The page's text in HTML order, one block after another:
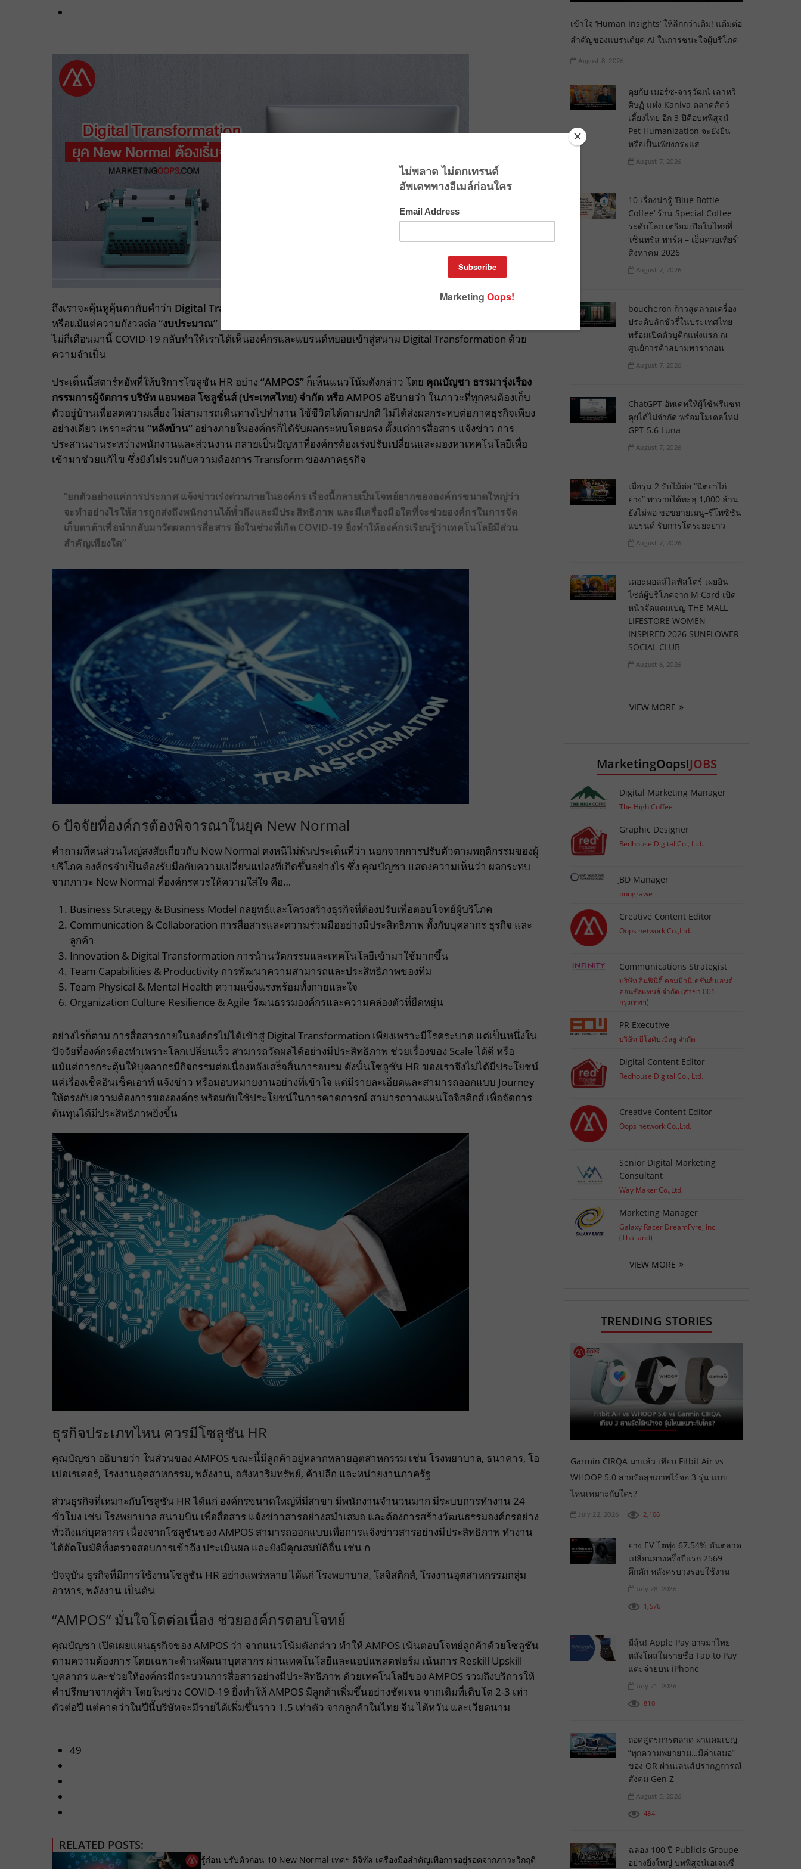
ถึงเราจะคุ้นหูคุ้นตากับคำว่า Digital Transformation
หรือแม้แต่ความกังวลต่อ “งบประมาณ” และ
ไม่กี่เดือนมานี้ COVID-19 กลับทำให้เราได้เห็นองค์กรและแบรนด์ทยอยเข้าสู่สนาม Digital Transformation ด้วย
ความจำเป็น
ประเด็นนี้สตาร์ทอัพที่ให้บริการโซลูชัน HR อย่าง “AMPOS” ก็เห็นแนวโน้มดังกล่าว โดย คุณบัญชา ธรรมารุ่งเรือง
กรรมการผู้จัดการ บริษัท แอมพอส โซลูชั่นส์ (ประเทศไทย) จำกัด หรือAMPOS อธิบายว่า ในภาวะที่ทุกคนต้องเก็บ
ตัวอยู่บ้านเพื่อลดความเสี่ยง ไม่สามารถเดินทางไปทำงาน ใช้ชีวิตได้ตามปกติ ไม่ได้ส่งผลกระทบต่อภาคธุรกิจเพียง
อย่างเดียว เพราะส่วน “หลังบ้าน” อย่างภายในองค์กรก็ได้รับผลกระทบโดยตรง ตั้งแต่การสื่อสาร แจ้งข่าว การ
ประสานงานระหว่างพนักงานและส่วนงาน กลายเป็นปัญหาที่องค์กรต้องเร่งปรับเปลี่ยนและมองหาเทคโนโลยีเพื่อ
เข้ามาช่วยแก้ไข ซึ่งยังไม่รวมกับความต้องการ Transform ของภาคธุรกิจ
“ยกตัวอย่างแค่การประกาศ แจ้งข่าวเร่งด่วนภายในองค์กร เรื่องนี้กลายเป็นโจทย์ยากขององค์กรขนาดใหญ่ว่า
จะทำอย่างไรให้สารถูกส่งถึงพนักงานได้ทั่วถึงและมีประสิทธิภาพ และมีเครื่องมือใดที่จะช่วยองค์กรในการจัด
เก็บดาต้าเพื่อนำกลับมาวัดผลการสื่อสาร ยิ่งในช่วงที่เกิด COVID-19 ยิ่งทำให้องค์กรเรียนรู้ว่าเทคโนโลยีมีส่วน
สำคัญเพียงใด”
6 ปัจจัยที่องค์กรต้องพิจารณาในยุค New Normal
คำถามที่คนส่วนใหญ่สงสัยเกี่ยวกับ New Normal คงหนีไม่พ้นประเด็นที่ว่า นอกจากการปรับตัวตามพฤติกรรมของผู้
บริโภค องค์กรจำเป็นต้องรับมือกับความเปลี่ยนแปลงที่เกิดขึ้นอย่างไร ซึ่ง คุณบัญชา แสดงความเห็นว่า ผลกระทบ
จากภาวะ New Normal ที่องค์กรควรให้ความใส่ใจ คือ…
Business Strategy & Business Model กลยุทธ์และโครงสร้างธุรกิจที่ต้องปรับเพื่อตอบโจทย์ผู้บริโภค
Communication & Collaboration การสื่อสารและความร่วมมืออย่างมีประสิทธิภาพ ทั้งกับบุคลากร ธุรกิจ และ
ลูกค้า
Innovation & Digital Transformation การนำนวัตกรรมและเทคโนโลยีเข้ามาใช้มากขึ้น
Team Capabilities & Productivity การพัฒนาความสามารถและประสิทธิภาพของทีม
Team Physical & Mental Health ความแข็งแรงพร้อมทั้งกายและใจ
Organization Culture Resilience & Agile วัฒนธรรมองค์กรและความคล่องตัวที่ยืดหยุ่น
อย่างไรก็ตาม การสื่อสารภายในองค์กรไม่ได้เข้าสู่ Digital Transformation เพียงเพราะมีโรคระบาด แต่เป็นหนึ่งใน
ปัจจัยที่องค์กรต้องทำเพราะโลกเปลี่ยนเร็ว สามารถวัดผลได้อย่างมีประสิทธิภาพ ช่วยเรื่องของ Scale ได้ดี หรือ
แม้แต่การกระตุ้นให้บุคลากรมีกิจกรรมต่อเนื่องหลังเสร็จสิ้นการอบรม ดังนั้นโซลูชัน HR ของเราจึงไม่ได้มีประโยชน์
แค่เรื่องเช็คอินเช็คเอาท์ แจ้งข่าว หรือมอบหมายงานอย่างที่เข้าใจ แต่มีรายละเอียดและสามารถออกแบบ Journey
ให้ตรงกับความต้องการขององค์กร พร้อมกับใช้ประโยชน์ในการคาดการณ์ สามารถวางแผนโลจิสติกส์ เพื่อจัดการ
ต้นทุนได้มีประสิทธิภาพยิ่งขึ้น
ธุรกิจประเภทไหน ควรมีโซลูชัน HR
คุณบัญชา อธิบายว่า ในส่วนของ AMPOS ขณะนี้มีลูกค้าอยู่หลากหลายอุตสาหกรรม เช่น โรงพยาบาล, ธนาคาร, โอ
เปอเรเตอร์, โรงงานอุตสาหกรรม, พลังงาน, อสังหาริมทรัพย์, ค้าปลีก และหน่วยงานภาครัฐ
ส่วนธุรกิจที่เหมาะกับโซลูชัน HR ได้แก่ องค์กรขนาดใหญ่ที่มีสาขา มีพนักงานจำนวนมาก มีระบบการทำงาน 24
ชั่วโมง เช่น โรงพยาบาล สนามบิน เพื่อสื่อสาร แจ้งข่าวสารอย่างสม่ำเสมอ และต้องการสร้างวัฒนธรรมองค์กรอย่าง
ทั่วถึงแก่บุคลากร เนื่องจากโซลูชันของ AMPOS สามารถออกแบบเพื่อการแจ้งข่าวสารอย่างมีประสิทธิภาพ ทำงาน
ได้อัตโนมัติทั้งตรวจสอบการเข้าถึง ประเมินผล และยังมีคุณสมบัติอื่น เช่น ก
ปัจจุบัน ธุรกิจที่มีการใช้งานโซลูชัน HR อย่างแพร่หลาย ได้แก่ โรงพยาบาล, โลจิสติกส์, โรงงานอุตสาหกรรมกลุ่ม
อาหาร, พลังงาน เป็นต้น
“AMPOS” มั่นใจโตต่อเนื่อง ช่วยองค์กรตอบโจทย์
คุณบัญชา เปิดเผยแผนธุรกิจของ AMPOS ว่า จากแนวโน้มดังกล่าว ทำให้ AMPOS เน้นตอบโจทย์ลูกค้าด้วยโซลูชัน
ตามความต้องการ โดยเฉพาะด้านพัฒนาบุคลากร ผ่านเทคโนโลยีและแอปแพลตฟอร์ม เน้นการ Reskill Upskill
บุคลากร และช่วยให้องค์กรมีกระบวนการสื่อสารอย่างมีประสิทธิภาพ ด้วยเทคโนโลยีของ AMPOS รวมถึงบริการให้
คำปรึกษาจากคู่ค้า โดยในช่วง COVID-19 ยิ่งทำให้ AMPOS มีลูกค้าเพิ่มขึ้นอย่างชัดเจน จากเดิมที่เติบโต 2-3 เท่า
ตัวต่อปี แต่คาดว่าในปีนี้บริษัทจะมีรายได้เพิ่มขึ้นราว 1.5 เท่าตัว จากลูกค้าในไทย จีน ไต้หวัน และเวียดนาม
49
RELATED POSTS:
รู้ก่อน ปรับตัวก่อน 10 New Normal เทคฯ ดิจิทัล เครื่องมือสำคัญเพื่อการอยู่รอดจากภาวะวิกฤติ
เข้าใจ ‘Human Insights’ ให้ลึกกว่าเดิม! แต้มต่อ
สำคัญของแบรนด์ยุค AI ในการชนะใจผู้บริโภค
August 8, 2026
คุยกับ เมอร์ซ-จารุวัฒน์ เลาหวิ
ศิษฏ์ แห่ง Kaniva ตลาดสัตว์
เลี้ยงไทย อีก 3 ปีคือบทพิสูจน์
Pet Humanization จะยั่งยืน
หรือเป็นเพียงกระแส
August 7, 2026
10 เรื่องน่ารู้ ‘Blue Bottle
Coffee’ ร้าน Special Coffee
ระดับโลก เตรียมเปิดในไทยที่
‘เซ็นทรัล พาร์ค – เอ็มควอเทียร์’
สิงหาคม 2026
August 7, 2026
boucheron ก้าวสู่ตลาดเครื่อง
ประดับลักชัวรี่ในประเทศไทย
พร้อมเปิดตัวบูติกแห่งแรก ณ
ศูนย์การค้าสยามพารากอน
August 7, 2026
ChatGPT อัพเดทให้ผู้ใช้ฟรีแชท
คุยได้ไม่จำกัด พร้อมโมเดลใหม่
GPT-5.6 Luna
August 7, 2026
เมื่อรุ่น 2 รับไม้ต่อ “นิตยาไก่
ย่าง” พารายได้ทะลุ 1,000 ล้าน
ยังไม่พอ ขอขยายเมนู–รีโพซิชัน
แบรนด์ รับการโตระยะยาว
August 7, 2026
เดอะมอลล์ไลฟ์สโตร์ เผยอิน
ไซต์ผู้บริโภคจาก M Card เปิด
หน้าจัดแคมเปญ THE MALL
LIFESTORE WOMEN
INSPIRED 2026 SUNFLOWER
SOCIAL CLUB
August 6, 2026
VIEW MORE
MarketingOops!JOBS
Digital Marketing Manager
The High Coffee
Graphic Designer
Redhouse Digital Co., Ltd.
ฺBD Manager
pongrawe
Creative Content Editor
Oops network Co.,Ltd.
Communications Strategist
บริษัท อินฟินิตี้ คอมมิวนิเคชั่นส์ แอนด์
คอนซัลแทนส์ จำกัด (สาขา 001
กรุงเทพฯ)
PR Executive
บริษัท บีโอดับเบิลยู จำกัด
Digital Content Editor
Redhouse Digital Co., Ltd.
Creative Content Editor
Oops network Co.,Ltd.
Senior Digital Marketing
Consultant
Way Maker Co.,Ltd.
Marketing Manager
Galaxy Racer DreamFyre, Inc.
(Thailand)
VIEW MORE
TRENDING STORIES
Garmin CIRQA มาแล้ว เทียบ Fitbit Air vs
WHOOP 5.0 สายรัดสุขภาพไร้จอ 3 รุ่น แบบ
ไหนเหมาะกับใคร?
July 22, 2026 2,106
ยาง EV โตพุ่ง 67.54% ดันตลาด
เปลี่ยนยางครึ่งปีแรก 2569
คึกคัก หลังครบวงรอบใช้งาน
July 28, 2026
1,576
มีลุ้น! Apple Pay อาจมาไทย
หลังโผล่ในรายชื่อ Tap to Pay
แตะจ่ายบน iPhone
July 21, 2026
810
ถอดสูตรการตลาด ผ่าแคมเปญ
“ทุกความพยายาม…มีค่าเสมอ”
ของ OR ผ่านเลนส์ปรากฏการณ์
สังคม Gen Z
August 5, 2026
484
ฉลอง 100 ปี Publicis Groupe
อย่างยิ่งใหญ่ บทพิสูจน์เอเจนซี่